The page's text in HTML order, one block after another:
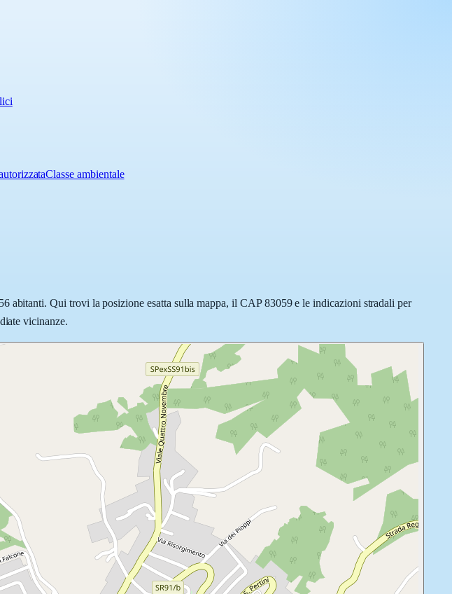
Classe ambientale
Qui trovi la posizione esatta sulla mappa, il CAP 83059 e le indicazioni stradali per
vicinanze.